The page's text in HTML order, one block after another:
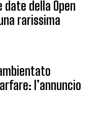
della Open
rarissima
l’annuncio